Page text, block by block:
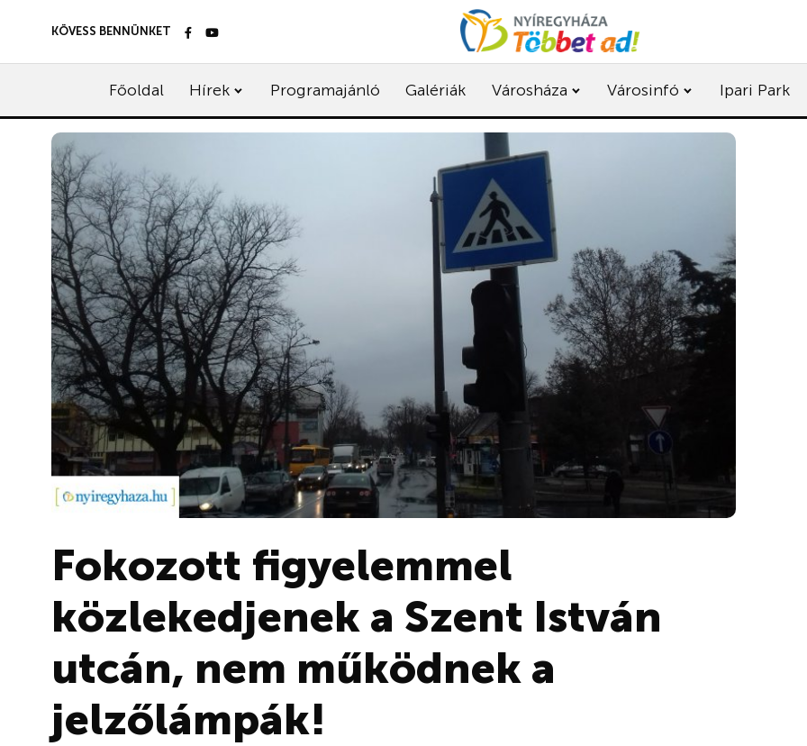
KÖVESS BENNÜNKET
Főoldal Hírek Programajánló Galériák Városháza Városinfó Ipari Park
Fokozott figyelemmel
közlekedjenek a Szent István
utcán, nem működnek a
jelzőlámpák!